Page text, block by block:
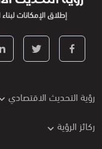
رؤية التحديث الاقتصادي
ركائز الرؤية